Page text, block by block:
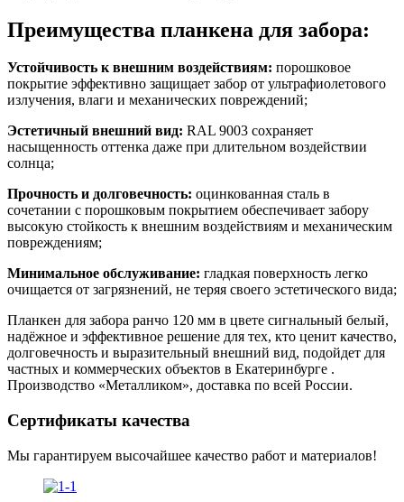
Преимущества планкена для забора:
Устойчивость к внешним воздействиям: порошковое
покрытие эффективно защищает забор от ультрафиолетового
излучения, влаги и механических повреждений;
Эстетичный внешний вид: RAL 9003 сохраняет
насыщенность оттенка даже при длительном воздействии
солнца;
Прочность и долговечность: оцинкованная сталь в
сочетании с порошковым покрытием обеспечивает забору
высокую стойкость к внешним воздействиям и механическим
повреждениям;
Минимальное обслуживание: гладкая поверхность легко
очищается от загрязнений, не теряя своего эстетического вида;
Планкен для забора ранчо 120 мм в цвете сигнальный белый,
надёжное и эффективное решение для тех, кто ценит качество,
долговечность и выразительный внешний вид, подойдет для
частных и коммерческих объектов в Екатеринбурге .
Производство «Металликом», доставка по всей России.
Сертификаты качества
Мы гарантируем высочайшее качество работ и материалов!